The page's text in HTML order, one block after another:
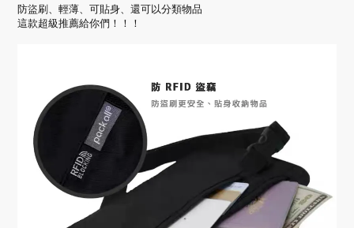
防盜刷、輕薄、可貼身、還可以分類物品
這款超級推薦給你們！！！